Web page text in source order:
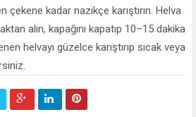
çekene kadar nazikçe karıştırın. Helva
alın, kapağını kapatıp 10–15 dakika
helvayı güzelce karıştırıp sıcak veya